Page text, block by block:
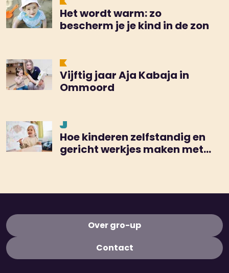
Het wordt warm: zo
bescherm je je kind in de zon
Vijftig jaar Aja Kabaja in
Ommoord
Hoe kinderen zelfstandig en
gericht werkjes maken met
Over gro-up
Contact